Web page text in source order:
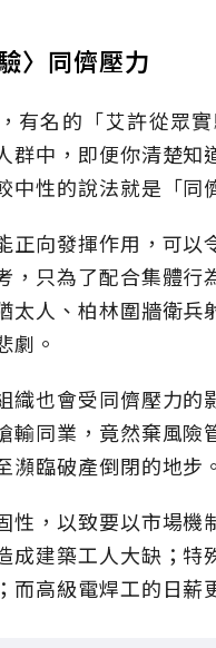
〉同儕壓力
有名的「艾許從眾
群中，即便你清楚
中性的說法就是「同
正向發揮作用，可以
，只為了配合集體
太人、柏林圍牆衛
劇。
織也會受同儕壓力
輸同業，竟然棄風
瀕臨破產倒閉的地步。
性，以致要以市場
成建築工人大缺；
而高級電焊工的日薪